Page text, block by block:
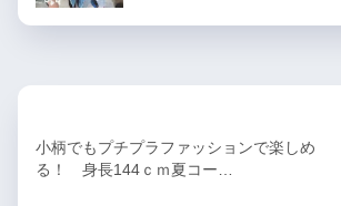
小柄でもプチプラファッションで楽しめ
る！ 身長144ｃｍ夏コー…